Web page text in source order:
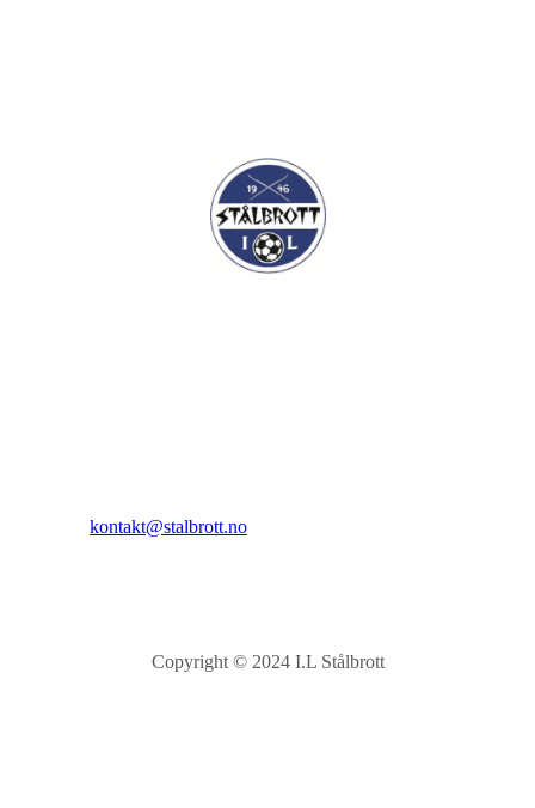
kontakt@stalbrott.no
Copyright © 2024 I.L Stålbrott